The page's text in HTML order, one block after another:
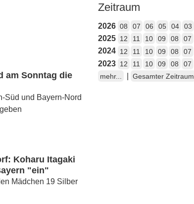
am Sonntag die
Süd und Bayern-Nord
Koharu Itagaki
"ein"
Mädchen 19 Silber
Zeitraum
2026 08 07 06 05 04 03
2025 12 11 10 09 08 07
2024 12 11 10 09 08 07
2023 12 11 10 09 08 07
mehr...
Gesamter Zeitraum